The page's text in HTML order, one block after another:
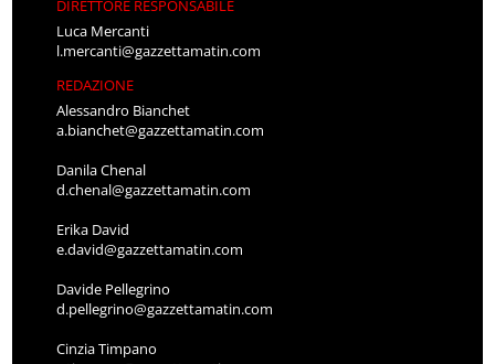
DIRETTORE RESPONSABILE
Luca Mercanti
l.mercanti@gazzettamatin.com
REDAZIONE
Alessandro Bianchet
a.bianchet@gazzettamatin.com
Danila Chenal
d.chenal@gazzettamatin.com
Erika David
e.david@gazzettamatin.com
Davide Pellegrino
d.pellegrino@gazzettamatin.com
Cinzia Timpano